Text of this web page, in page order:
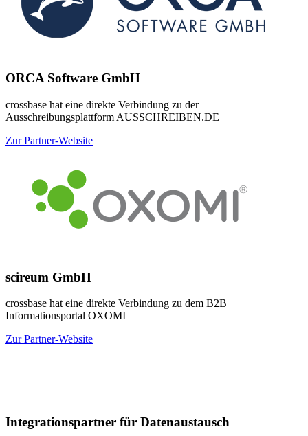
ORCA Software GmbH
crossbase hat eine direkte Verbindung zu der
Ausschreibungsplattform AUSSCHREIBEN.DE
Zur Partner-Website
scireum GmbH
crossbase hat eine direkte Verbindung zu dem B2B
Informationsportal OXOMI
Zur Partner-Website
Integrationspartner für Datenaustausch